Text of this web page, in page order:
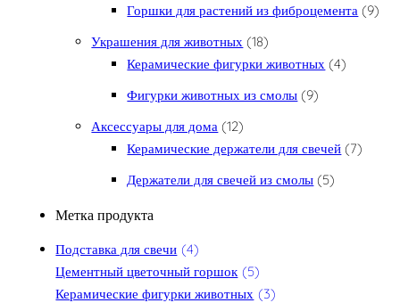
Горшки для растений из фиброцемента 99
Украшения для животных 1818 товаров
Керамические фигурки животных 44 товара
Фигурки животных из смолы 99 товаров
Аксессуары для дома 1212 товаров
Керамические держатели для свечей 77
Держатели для свечей из смолы 55 товаров
Метка продукта
Подставка для свечи (4)
Цементный цветочный горшок (5)
Керамические фигурки животных (3)